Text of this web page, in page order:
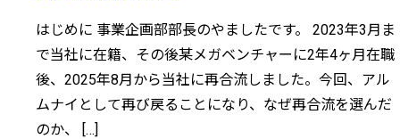
はじめに 事業企画部部長のやましたです。 2023年3月ま
で当社に在籍、その後某メガベンチャーに2年4ヶ月在職
後、2025年8月から当社に再合流しました。今回、アル
ムナイとして再び戻ることになり、なぜ再合流を選んだ
のか、 […]